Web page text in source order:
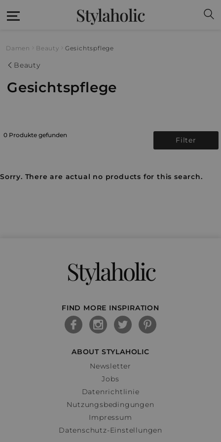
Stylaholic
Damen Beauty Gesichtspflege
Beauty
Gesichtspflege
0 Produkte gefunden
Filter
Sorry. There are actual no products for this search.
Stylaholic
FIND MORE INSPIRATION
ABOUT STYLAHOLIC
Newsletter
Jobs
Datenrichtlinie
Nutzungsbedingungen
Impressum
Datenschutz-Einstellungen